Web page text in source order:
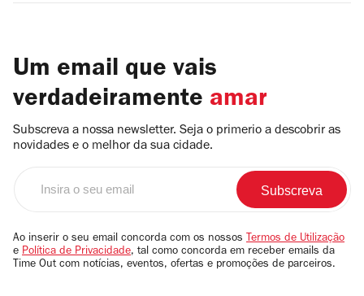
Um email que vais
verdadeiramente amar
Subscreva a nossa newsletter. Seja o primerio a descobrir as
novidades e o melhor da sua cidade.
email
Ao inserir o seu email concorda com os nossos Termos de Utilização
e Política de Privacidade, tal como concorda em receber emails da
Time Out com notícias, eventos, ofertas e promoções de parceiros.